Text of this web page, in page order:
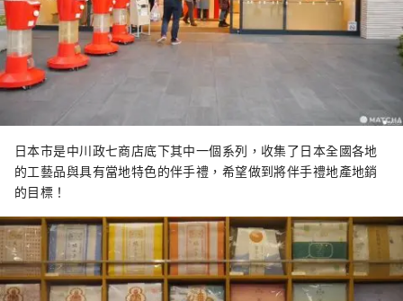
日本市是中川政七商店底下其中一個系列，收集了日本全國各地
的工藝品與具有當地特色的伴手禮，希望做到將伴手禮地產地銷
的目標！